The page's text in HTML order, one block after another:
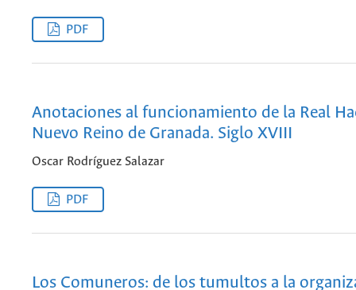
PDF
Anotaciones al funcionamiento de la Real
Nuevo Reino de Granada. Siglo XVIII
Oscar Rodríguez Salazar
PDF
Los Comuneros: de los tumultos a la